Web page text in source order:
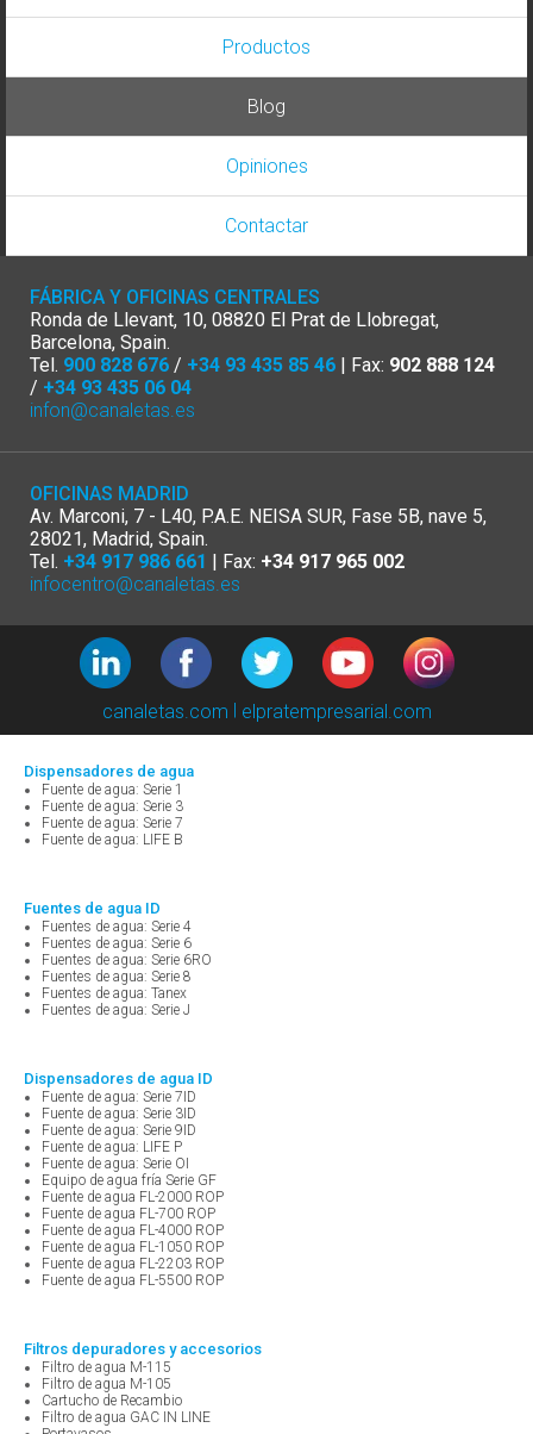
Productos
Blog
Opiniones
Contactar
FÁBRICA Y OFICINAS CENTRALES
Ronda de Llevant, 10, 08820 El Prat de Llobregat,
Barcelona, Spain.
Tel. 900 828 676 / +34 93 435 85 46 | Fax: 902 888 124
/ +34 93 435 06 04
infon@canaletas.es
OFICINAS MADRID
Av. Marconi, 7 - L40, P.A.E. NEISA SUR, Fase 5B, nave 5,
28021, Madrid, Spain.
Tel. +34 917 986 661 | Fax: +34 917 965 002
infocentro@canaletas.es
canaletas.com | elpratempresarial.com
Dispensadores de agua
Fuente de agua: Serie 1
Fuente de agua: Serie 3
Fuente de agua: Serie 7
Fuente de agua: LIFE B
Fuentes de agua ID
Fuentes de agua: Serie 4
Fuentes de agua: Serie 6
Fuentes de agua: Serie 6RO
Fuentes de agua: Serie 8
Fuentes de agua: Tanex
Fuentes de agua: Serie J
Dispensadores de agua ID
Fuente de agua: Serie 7ID
Fuente de agua: Serie 3ID
Fuente de agua: Serie 9ID
Fuente de agua: LIFE P
Fuente de agua: Serie OI
Equipo de agua fría Serie GF
Fuente de agua FL-2000 ROP
Fuente de agua FL-700 ROP
Fuente de agua FL-4000 ROP
Fuente de agua FL-1050 ROP
Fuente de agua FL-2203 ROP
Fuente de agua FL-5500 ROP
Filtros depuradores y accesorios
Filtro de agua M-115
Filtro de agua M-105
Cartucho de Recambio
Filtro de agua GAC IN LINE